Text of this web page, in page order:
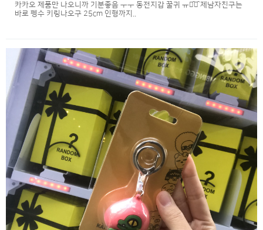
카카오 제품만 나오니까 기분좋음 ㅜㅜ 동전지갑 꿀귀 ㅠㅠ̑̈ㅠ̑̈ 제남자친구는
바로 펭수 키링나오구 25cm 인형까지..